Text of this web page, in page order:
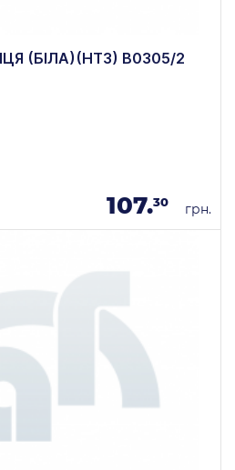
(БІЛА)(НТЗ) В0305/2
107.30 грн.